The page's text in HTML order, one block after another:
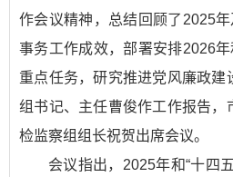
作会议精神，总结回顾了2025年
事务工作成效，部署安排2026年
重点任务，研究推进党风廉政建
组书记、主任曹俊作工作报告，
检监察组组长祝贺出席会议。
会议指出，2025年和“十四